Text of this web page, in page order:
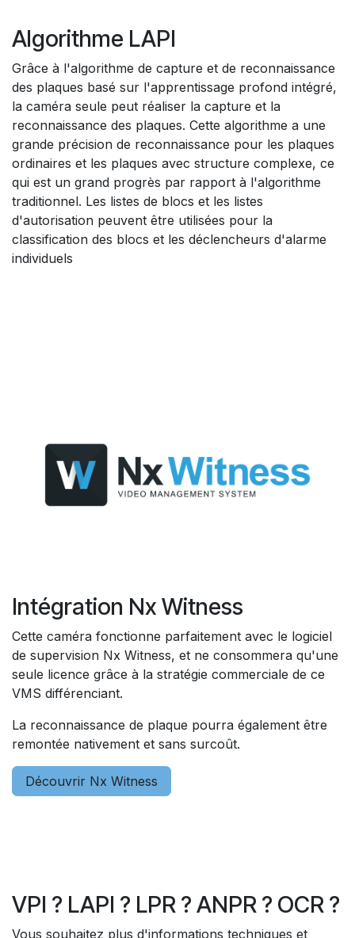
Algorithme LAPI
Grâce à l'algorithme de capture et de reconnaissance
des plaques basé sur l'apprentissage profond intégré,
la caméra seule peut réaliser la capture et la
reconnaissance des plaques. Cette algorithme a une
grande précision de reconnaissance pour les plaques
ordinaires et les plaques avec structure complexe, ce
qui est un grand progrès par rapport à l'algorithme
traditionnel. Les listes de blocs et les listes
d'autorisation peuvent être utilisées pour la
classification des blocs et les déclencheurs d'alarme
individuels
Intégration Nx Witness
Cette caméra fonctionne parfaitement avec le logiciel
de supervision Nx Witness, et ne consommera qu'une
seule licence grâce à la stratégie commerciale de ce
VMS différenciant.
La reconnaissance de plaque pourra également être
remontée nativement et sans surcoût.
Découvrir Nx Witness
VPI ? LAPI ? LPR ? ANPR ? OCR ?
Vous souhaitez plus d'informations techniques et